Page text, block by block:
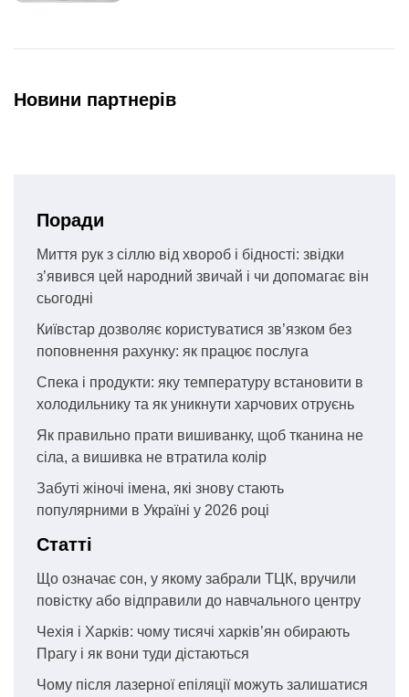
Новини партнерів
Поради
Миття рук з сіллю від хвороб і бідності: звідки
з’явився цей народний звичай і чи допомагає він
сьогодні
Київстар дозволяє користуватися зв’язком без
поповнення рахунку: як працює послуга
Спека і продукти: яку температуру встановити в
холодильнику та як уникнути харчових отруєнь
Як правильно прати вишиванку, щоб тканина не
сіла, а вишивка не втратила колір
Забуті жіночі імена, які знову стають
популярними в Україні у 2026 році
Статті
Що означає сон, у якому забрали ТЦК, вручили
повістку або відправили до навчального центру
Чехія і Харків: чому тисячі харків’ян обирають
Прагу і як вони туди дістаються
Чому після лазерної епіляції можуть залишатися